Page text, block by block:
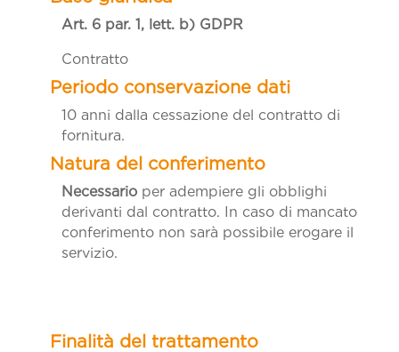
Art. 6 par. 1, lett. b) GDPR
Contratto
10 anni dalla cessazione del contratto di
fornitura.
Necessarioper adempiere gli obblighi
derivanti dal contratto. In caso di mancato
conferimento non sarà possibile erogare il
servizio.